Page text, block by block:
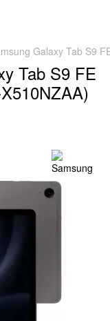
Galaxy Tab S9
Tab S9 FE